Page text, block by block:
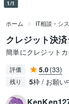
1/1
ホーム IT相談・シ
クレジット決
簡単にクレジット
評価 5.0(33)
残り 5枠 / お願い